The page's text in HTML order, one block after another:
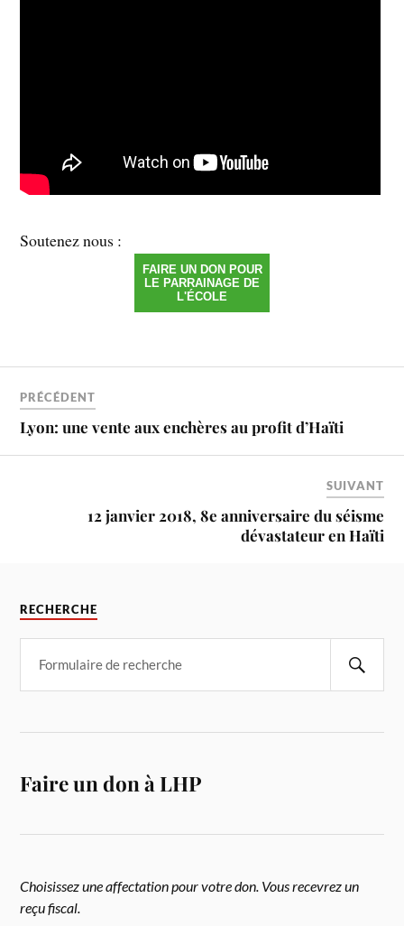
Soutenez nous :
FAIRE UN DON POUR
LE PARRAINAGE DE
L'ÉCOLE
PRÉCÉDENT
Lyon: une vente aux enchères au profit d’Haïti
SUIVANT
12 janvier 2018, 8e anniversaire du séisme
dévastateur en Haïti
RECHERCHE
Faire un don à LHP
Choisissez une affectation pour votre don. Vous recevrez un
reçu fiscal.